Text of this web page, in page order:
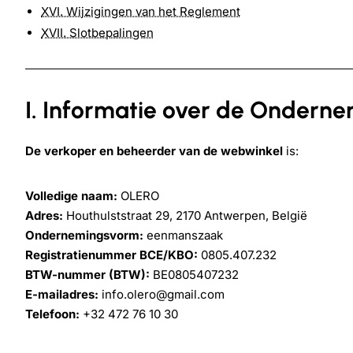
XVI. Wijzigingen van het Reglement
XVII. Slotbepalingen
I. Informatie over de
De verkoper en beheerder van de webwinkel is:
Volledige naam: OLERO
Adres: Houthulststraat 29, 2170 Antwerpen, België
Ondernemingsvorm: eenmanszaak
Registratienummer BCE/KBO: 0805.407.232
BTW-nummer (BTW): BE0805407232
E-mailadres: info.olero@gmail.com
Telefoon: +32 472 76 10 30